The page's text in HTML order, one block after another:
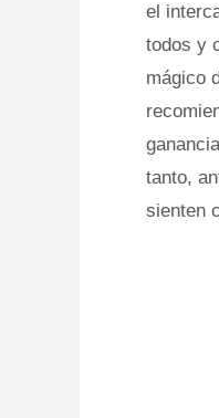
el
todos y
mágico
tanto,
sienten